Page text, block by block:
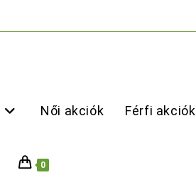
Női akciók Férfi akciók
0